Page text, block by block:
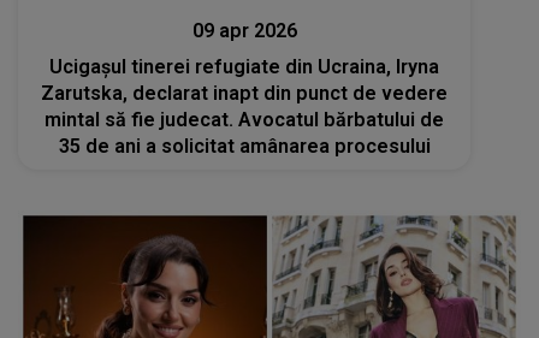
09 apr 2026
Ucigașul tinerei refugiate din Ucraina, Iryna
Zarutska, declarat inapt din punct de vedere
mintal să fie judecat. Avocatul bărbatului de
35 de ani a solicitat amânarea procesului